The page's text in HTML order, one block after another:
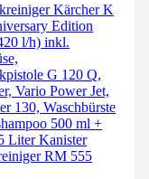
Kärcher K
Edition
l/h) inkl.
G 120 Q,
Vario Power Jet,
130, Waschbürste
500 ml +
Liter Kanister
RM 555